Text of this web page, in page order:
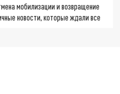
мобилизации и возвращение
новости, которые ждали все